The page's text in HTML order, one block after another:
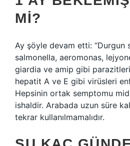
MI?
Ay şöyle devam etti: “Durgun
salmonella, aeromonas,
giardia ve amip gibi
hepatit A ve E gibi virüsleri
Hepsinin ortak semptomu
ishaldir. Arabada uzun süre
tekrar kullanılmamalıdır.